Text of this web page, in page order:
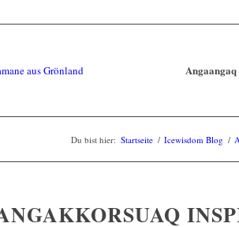
Angaangaq
Du bist hier: Startseite / Icewisdom Blog /